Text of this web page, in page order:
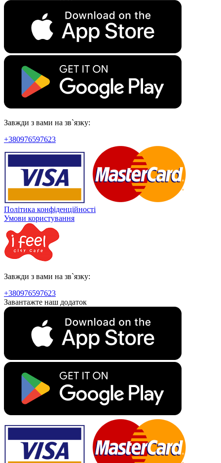
Завжди з вами на зв`язку:
+380976597623
Політика конфіденційності
Умови користування
Завжди з вами на зв`язку:
+380976597623
Завантажте наш додаток